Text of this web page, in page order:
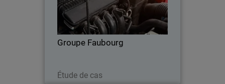
Groupe Faubourg
Étude de cas
confiance à WatchGuard.